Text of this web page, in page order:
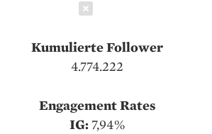
Kumulierte Follower
4.774.222
Engagement Rates
IG: 7,94%